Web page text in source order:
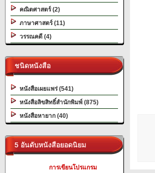
คณิตศาสตร์ (2)
ภาษาศาสตร์ (11)
วรรณคดี (4)
ชนิดหนังสือ
หนังสือเผยแพร่ (541)
หนังสือลิขสิทธิ์สำนักพิมพ์ (875)
หนังสือหายาก (40)
5 อันดับหนังสือยอดนิยม
การเขียนโปรแกรม